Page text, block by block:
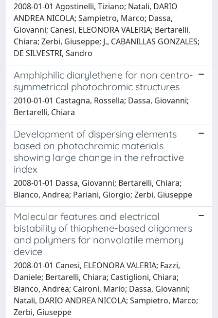
2008-01-01 Agostinelli, Tiziano; Natali, DARIO
ANDREA NICOLA; Sampietro, Marco; Dassa,
Giovanni; Canesi, ELEONORA VALERIA; Bertarelli,
Chiara; Zerbi, Giuseppe; J., CABANILLAS GONZALES;
DE SILVESTRI, Sandro
Amphiphilic diarylethene for non centro-
symmetrical photochromic structures
2010-01-01 Castagna, Rossella; Dassa, Giovanni;
Bertarelli, Chiara
Development of dispersing elements
based on photochromic materials
showing large change in the refractive
index
2008-01-01 Dassa, Giovanni; Bertarelli, Chiara;
Bianco, Andrea; Pariani, Giorgio; Zerbi, Giuseppe
Molecular features and electrical
bistability of thiophene-based oligomers
and polymers for nonvolatile memory
device
2008-01-01 Canesi, ELEONORA VALERIA; Fazzi,
Daniele; Bertarelli, Chiara; Castiglioni, Chiara;
Bianco, Andrea; Caironi, Mario; Dassa, Giovanni;
Natali, DARIO ANDREA NICOLA; Sampietro, Marco;
Zerbi, Giuseppe